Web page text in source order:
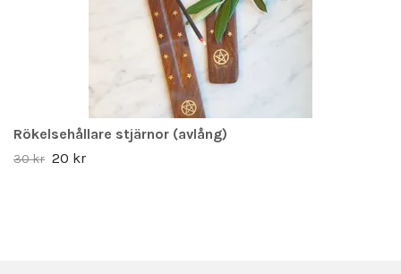
Rökelsehållare stjärnor (avlång)
30 kr 20 kr